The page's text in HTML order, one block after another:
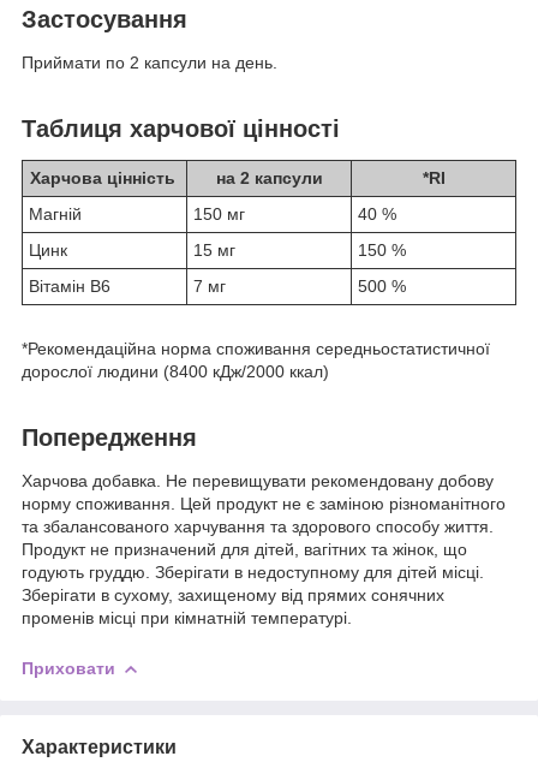
Застосування
Приймати по 2 капсули на день.
Таблиця харчової цінності
Харчова цінність на 2 капсули
*RI
Магній
150 мг
40 %
Цинк
15 мг
150 %
Вітамін B6
7 мг 500 %
*Рекомендаційна норма споживання середньостатистичної
дорослої людини (8400 кДж/2000 ккал)
Попередження
Харчова добавка. Не перевищувати рекомендовану добову
норму споживання. Цей продукт не є заміною різноманітного
та збалансованого харчування та здорового способу життя.
Продукт не призначений для дітей, вагітних та жінок, що
годують груддю. Зберігати в недоступному для дітей місці.
Зберігати в сухому, захищеному від прямих сонячних
променів місці при кімнатній температурі.
Приховати
Характеристики